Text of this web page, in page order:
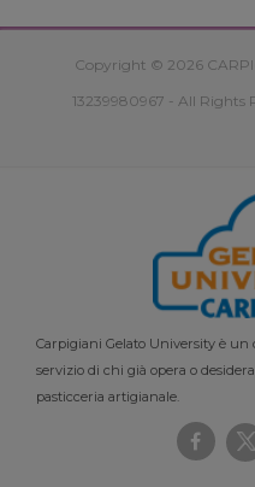
Copyright © 2026
13239980967 - All Rights
Carpigiani Gelato University è
servizio di chi già opera o
pasticceria artigianale.